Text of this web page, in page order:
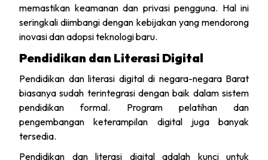
memastikan keamanan dan privasi pengguna. Hal ini
seringkali diimbangi dengan kebijakan yang mendorong
inovasi dan adopsi teknologi baru.
Pendidikan dan Literasi Digital
Pendidikan dan literasi digital di negara-negara Barat
biasanya sudah terintegrasi dengan baik dalam sistem
pendidikan formal. Program pelatihan dan
pengembangan keterampilan digital juga banyak
tersedia.
Pendidikan dan literasi digital adalah kunci untuk